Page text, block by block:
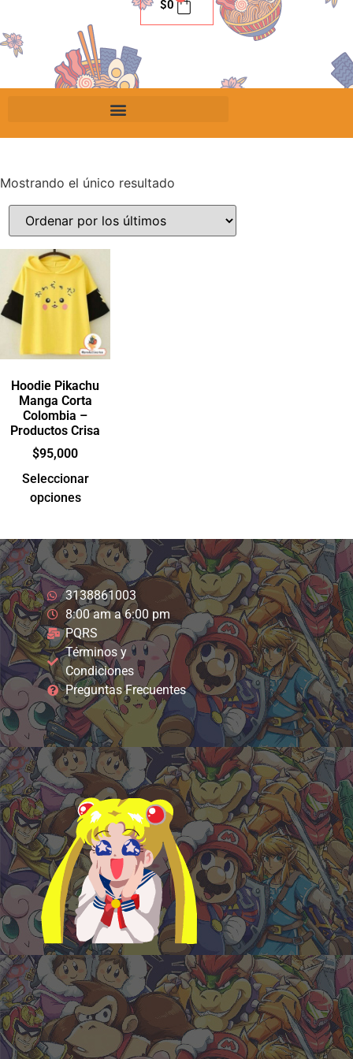
$0
Mostrando el único resultado
Hoodie Pikachu
Manga Corta
Colombia –
Productos Crisa
$95,000
Seleccionar
opciones
3138861003
8:00 am a 6:00 pm
PQRS
Términos y
Condiciones
Preguntas Frecuentes